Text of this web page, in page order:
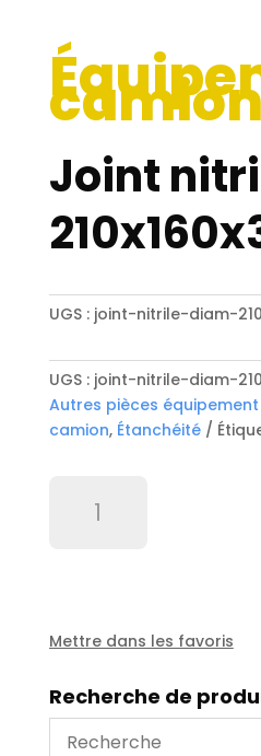
Joint
UGS : joint-nitrile-diam-
UGS : joint-nitrile-diam-
Autres pièces
camion, Étanchéité
Mettre dans les favoris
Recherche de